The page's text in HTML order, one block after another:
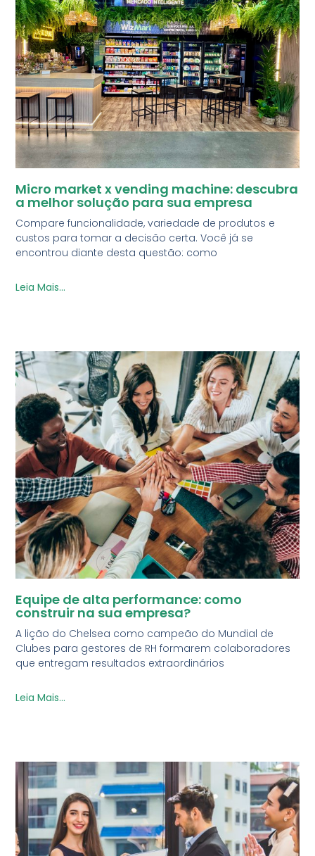
Micro market x vending machine: descubra
a melhor solução para sua empresa
Compare funcionalidade, variedade de produtos e
custos para tomar a decisão certa. Você já se
encontrou diante desta questão: como
Leia Mais...
Equipe de alta performance: como
construir na sua empresa?
A lição do Chelsea como campeão do Mundial de
Clubes para gestores de RH formarem colaboradores
que entregam resultados extraordinários
Leia Mais...